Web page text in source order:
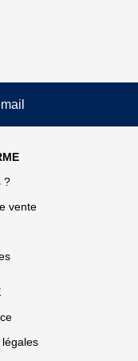
?
vente